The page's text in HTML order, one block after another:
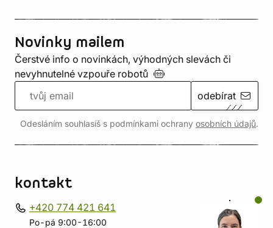
Novinky mailem
Čerstvé info o novinkách, výhodných slevách či
nevyhnutelné vzpouře robotů
odebírat
Odesláním souhlasíš s podmínkami ochrany osobních údajů.
kontakt
+420 774 421 641
Po-pá 9:00-16:00